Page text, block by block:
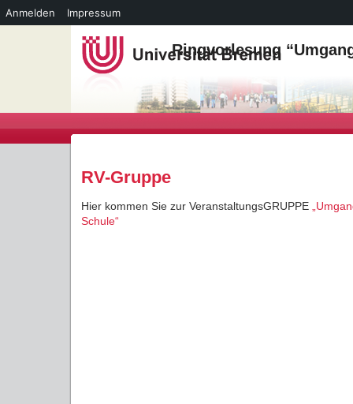
Ringvorlesung
RV-Gruppe
Hier kommen Sie zur VeranstaltungsGRUPPE
Schule“
Anmelden Impressum